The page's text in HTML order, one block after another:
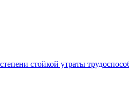
стойкой утраты